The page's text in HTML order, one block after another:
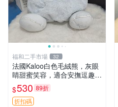
福和二手市場 32
法國Kaloo白色毛絨熊，灰眼
睛甜蜜笑容，適合安撫逗趣可
愛，柔軟面料手感佳。14 白
色安撫熊 毛絨玩具 寶寶逗樂
具
$530 89折
折扣碼